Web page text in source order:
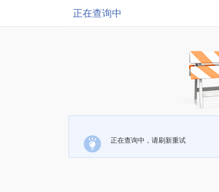
正在查询中
正在查询中，请刷新重试